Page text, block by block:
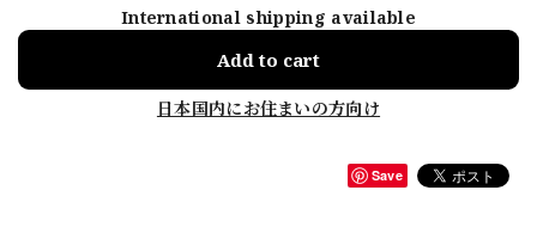
International shipping available
Add to cart
日本国内にお住まいの方向け
Save